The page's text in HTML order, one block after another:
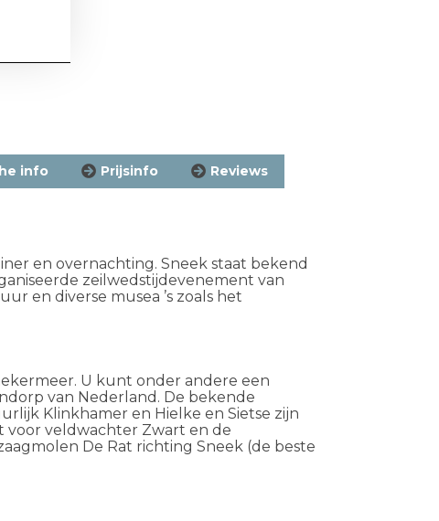
info Prijsinfo Reviews
en overnachting. Sneek staat bekend
zeilwedstijdevenement van
en diverse musea ’s zoals het
U kunt onder andere een
van Nederland. De bekende
Klinkhamer en Hielke en Sietse zijn
voor veldwachter Zwart en de
De Rat richting Sneek (de beste